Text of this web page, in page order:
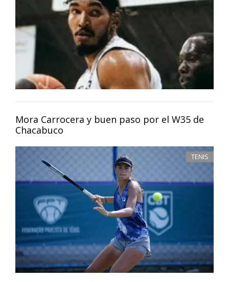
Mora Carrocera y buen paso por el W35 de
Chacabuco
TENIS